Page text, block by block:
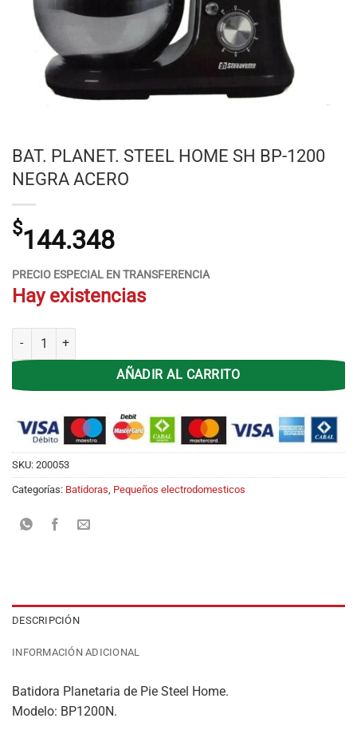
BAT. PLANET. STEEL HOME SH BP-1200
NEGRA ACERO
$144.348
PRECIO ESPECIAL EN TRANSFERENCIA
Hay existencias
BAT. PLANET. STEEL HOME SH BP-1200 NEGRA ACERO cantidad
AÑADIR AL CARRITO
SKU: 200053
Categorías: Batidoras, Pequeños electrodomesticos
DESCRIPCIÓN
INFORMACIÓN ADICIONAL
Batidora Planetaria de Pie Steel Home.
Modelo: BP1200N.